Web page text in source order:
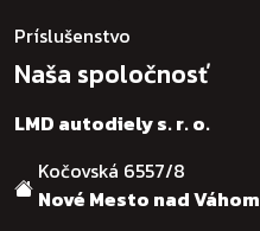
Príslušenstvo
Naša spoločnosť
LMD autodiely s. r. o.
Kočovská 6557/8
Nové Mesto nad Váhom